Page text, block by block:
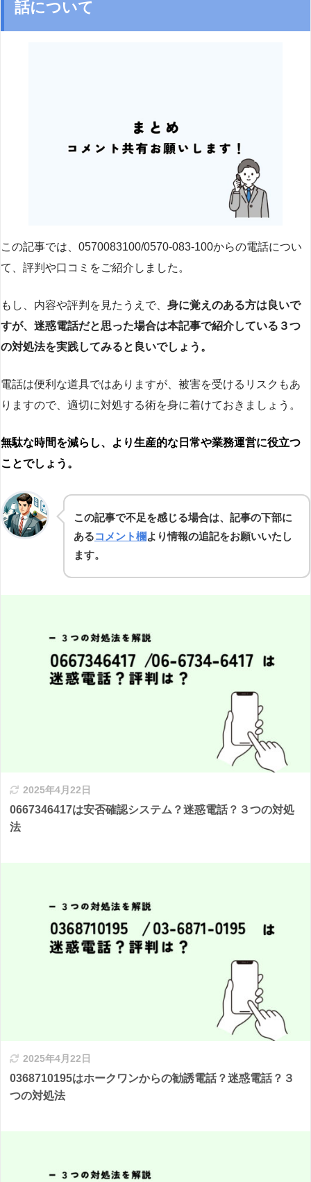
話について
この記事では、0570083100/0570-083-100からの電話につい
て、評判や口コミをご紹介しました。
もし、内容や評判を見たうえで、 身に覚えのある方は良いで
すが、迷惑電話だと思った場合は本記事で紹介している３つ
の対処法を実践してみると良いでしょう。
電話は便利な道具ではありますが、被害を受けるリスクもあ
りますので、適切に対処する術を身に着けておきましょう。
無駄な時間を減らし、より生産的な日常や業務運営に役立つ
ことでしょう。
この記事で不足を感じる場合は、記事の下部に
あるコメント欄より情報の追記をお願いいたし
ます。
2025年4月22日
0667346417は安否確認システム？迷惑電話？３つの対処
法
2025年4月22日
0368710195はホークワンからの勧誘電話？迷惑電話？３
つの対処法